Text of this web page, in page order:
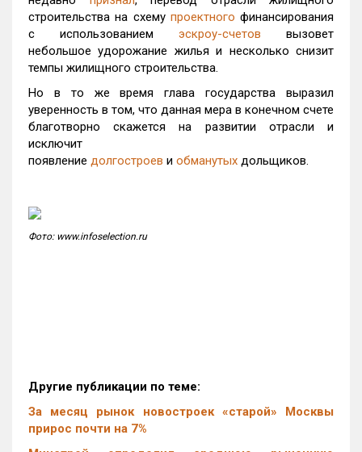
строительства на схему проектного финансирования
с использованием эскроу-счетов вызовет
небольшое удорожание жилья и несколько снизит
темпы жилищного строительства.
Но в то же время глава государства выразил
уверенность в том, что данная мера в конечном счете
благотворно скажется на развитии отрасли и
исключит
появление долгостроев и обманутых дольщиков.
Фото: www.infoselection.ru
Другие публикации по теме:
За месяц рынок новостроек «старой» Москвы
прирос почти на 7%